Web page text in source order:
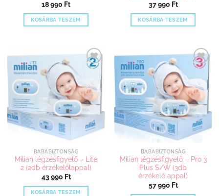
18 990 Ft
KOSÁRBA TESZEM
37 990 Ft
KOSÁRBA TESZEM
Kedvenceimhez
adom
BABABIZTONSÁG
Milian légzésfigyelő – Lite
2 (2db érzékelőlappal)
43 990 Ft
KOSÁRBA TESZEM
Kedvenceimhez
adom
BABABIZTONSÁG
Milian légzésfigyelő – Pro 3
Plus S/W (3db
érzékelőlappal)
57 990 Ft